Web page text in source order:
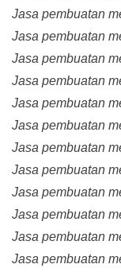
Jasa pembuatan
Jasa pembuatan
Jasa pembuatan
Jasa pembuatan
Jasa pembuatan
Jasa pembuatan
Jasa pembuatan
Jasa pembuatan
Jasa pembuatan
Jasa pembuatan
Jasa pembuatan
Jasa pembuatan